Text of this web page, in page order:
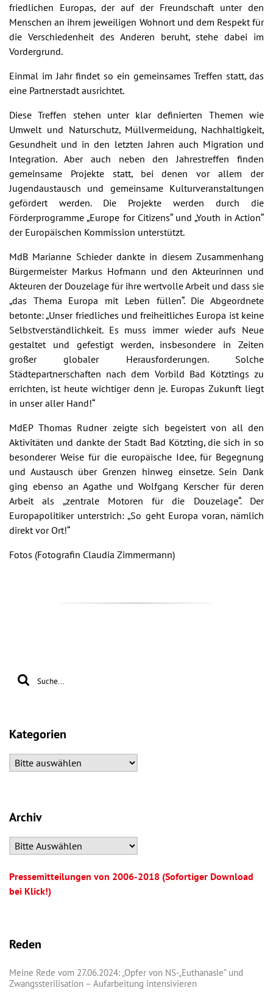
friedlichen Europas, der auf der Freundschaft unter den
Menschen an ihrem jeweiligen Wohnort und dem Respekt für
die Verschiedenheit des Anderen beruht, stehe dabei im
Vordergrund.
Einmal im Jahr findet so ein gemeinsames Treffen statt, das
eine Partnerstadt ausrichtet.
Diese Treffen stehen unter klar definierten Themen wie
Umwelt und Naturschutz, Müllvermeidung, Nachhaltigkeit,
Gesundheit und in den letzten Jahren auch Migration und
Integration. Aber auch neben den Jahrestreffen finden
gemeinsame Projekte statt, bei denen vor allem der
Jugendaustausch und gemeinsame Kulturveranstaltungen
gefördert werden. Die Projekte werden durch die
Förderprogramme „Europe for Citizens“ und „Youth in Action“
der Europäischen Kommission unterstützt.
MdB Marianne Schieder dankte in diesem Zusammenhang
Bürgermeister Markus Hofmann und den Akteurinnen und
Akteuren der Douzelage für ihre wertvolle Arbeit und dass sie
„das Thema Europa mit Leben füllen“. Die Abgeordnete
betonte: „Unser friedliches und freiheitliches Europa ist keine
Selbstverständlichkeit. Es muss immer wieder aufs Neue
gestaltet und gefestigt werden, insbesondere in Zeiten
großer globaler Herausforderungen. Solche
Städtepartnerschaften nach dem Vorbild Bad Kötztings zu
errichten, ist heute wichtiger denn je. Europas Zukunft liegt
in unser aller Hand!“
MdEP Thomas Rudner zeigte sich begeistert von all den
Aktivitäten und dankte der Stadt Bad Kötzting, die sich in so
besonderer Weise für die europäische Idee, für Begegnung
und Austausch über Grenzen hinweg einsetze. Sein Dank
ging ebenso an Agathe und Wolfgang Kerscher für deren
Arbeit als „zentrale Motoren für die Douzelage“. Der
Europapolitiker unterstrich: „So geht Europa voran, nämlich
direkt vor Ort!“
Fotos (Fotografin Claudia Zimmermann)
Kategorien
Archiv
Pressemitteilungen von 2006-2018 (Sofortiger Download
bei Klick!)
Reden
Meine Rede vom 27.06.2024: „Opfer von NS-„Euthanasie” und
Zwangssterilisation – Aufarbeitung intensivieren